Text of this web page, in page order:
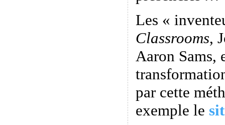
Les «
Classrooms,
Aaron Sams,
par cette
exemple le